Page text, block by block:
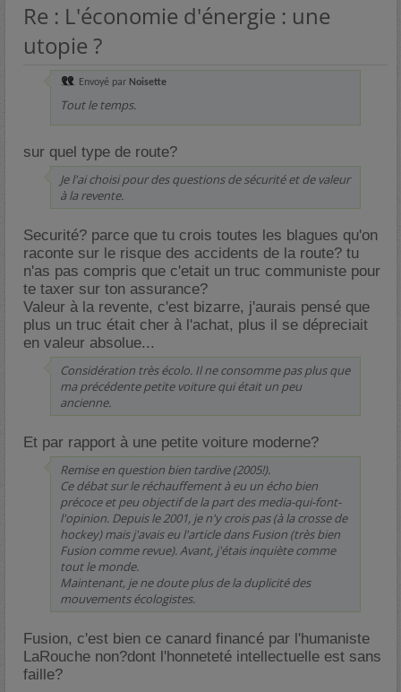
Re : L'économie d'énergie : une
utopie ?
Envoyé par Noisette
Tout le temps.
sur quel type de route?
Je l'ai choisi pour des questions de sécurité et de valeur
à la revente.
Securité? parce que tu crois toutes les blagues qu'on
raconte sur le risque des accidents de la route? tu
n'as pas compris que c'etait un truc communiste pour
te taxer sur ton assurance?
Valeur à la revente, c'est bizarre, j'aurais pensé que
plus un truc était cher à l'achat, plus il se dépreciait
en valeur absolue...
Considération très écolo. Il ne consomme pas plus que
ma précédente petite voiture qui était un peu
ancienne.
Et par rapport à une petite voiture moderne?
Remise en question bien tardive (2005!).
Ce débat sur le réchauffement à eu un écho bien
précoce et peu objectif de la part des media-qui-font-
l'opinion. Depuis le 2001, je n'y crois pas (à la crosse de
hockey) mais j'avais eu l'article dans Fusion (très bien
Fusion comme revue). Avant, j'étais inquiète comme
tout le monde.
Maintenant, je ne doute plus de la duplicité des
mouvements écologistes.
Fusion, c'est bien ce canard financé par l'humaniste
LaRouche non?dont l'honneteté intellectuelle est sans
faille?